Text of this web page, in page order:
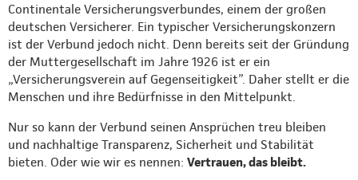
Continentale Versicherungsverbundes, einem der großen
deutschen Versicherer. Ein typischer Versicherungskonzern
ist der Verbund jedoch nicht. Denn bereits seit der Gründung
der Muttergesellschaft im Jahre 1926 ist er ein
„Versicherungsverein auf Gegenseitigkeit”. Daher stellt er die
Menschen und ihre Bedürfnisse in den Mittelpunkt.
Nur so kann der Verbund seinen Ansprüchen treu bleiben
und nachhaltige Transparenz, Sicherheit und Stabilität
bieten. Oder wie wir es nennen: Vertrauen, das bleibt.